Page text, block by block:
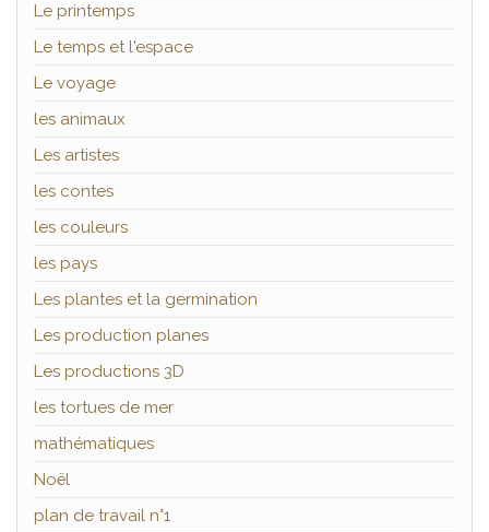
Le printemps
Le temps et l'espace
Le voyage
les animaux
Les artistes
les contes
les couleurs
les pays
Les plantes et la germination
Les production planes
Les productions 3D
les tortues de mer
mathématiques
Noël
plan de travail n°1